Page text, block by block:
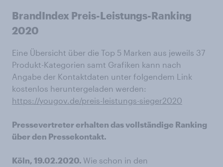
BrandIndex Preis-Leistungs-Ranking
2020
Eine Übersicht über die Top 5 Marken aus jeweils 37
Produkt-Kategorien samt Grafiken kann nach
Angabe der Kontaktdaten unter folgendem Link
kostenlos heruntergeladen werden:
https://yougov.de/preis-leistungs-sieger2020
Pressevertreter erhalten das vollständige Ranking
über den Pressekontakt.
Köln, 19.02.2020. Wie schon in den